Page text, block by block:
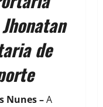
de
Nunes –A